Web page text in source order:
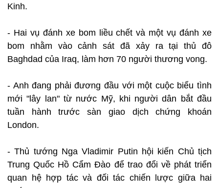
Kinh.
- Hai vụ đánh xe bom liều chết và một vụ đánh xe
bom nhằm vào cảnh sát đã xảy ra tại thủ đô
Baghdad của Iraq, làm hơn 70 người thương vong.
- Anh đang phải đương đầu với một cuộc biểu tình
mới "lây lan" từ nước Mỹ, khi người dân bắt đầu
tuần hành trước sàn giao dịch chứng khoán
London.
- Thủ tướng Nga Vladimir Putin hội kiến Chủ tịch
Trung Quốc Hồ Cẩm Đào để trao đổi về phát triển
quan hệ hợp tác và đối tác chiến lược giữa hai